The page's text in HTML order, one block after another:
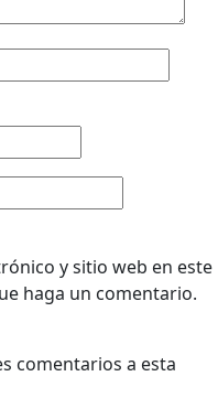
y sitio web en este
haga un comentario.
comentarios a esta